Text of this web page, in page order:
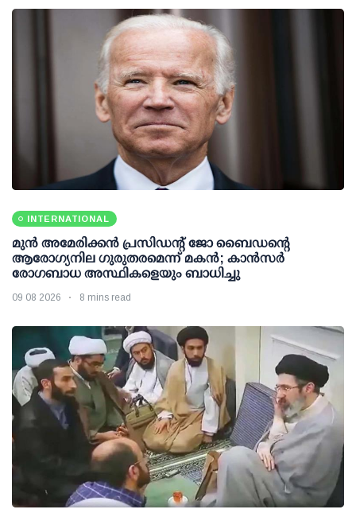
INTERNATIONAL
മുന്‍ അമേരിക്കന്‍ പ്രസിഡന്റ് ജോ ബൈഡന്റെ
ആരോഗ്യനില ഗുരുതരമെന്ന് മകന്‍; കാന്‍സര്‍
രോഗബാധ അസ്ഥികളെയും ബാധിച്ചു
09 08 2026 8 mins read